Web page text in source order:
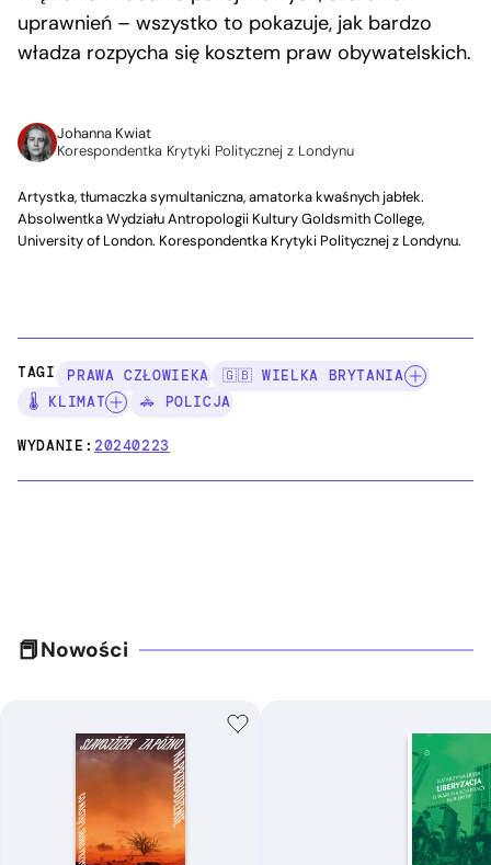
uprawnień – wszystko to pokazuje, jak bardzo
władza rozpycha się kosztem praw obywatelskich.
Johanna Kwiat
Korespondentka Krytyki Politycznej z Londynu
Artystka, tłumaczka symultaniczna, amatorka kwaśnych jabłek.
Absolwentka Wydziału Antropologii Kultury Goldsmith College,
University of London. Korespondentka Krytyki Politycznej z Londynu.
TAGI: PRAWA CZŁOWIEKA
🇬🇧 WIELKA BRYTANIA
🌡️ KLIMAT
🚓 POLICJA
WYDANIE:20240223
Nowości